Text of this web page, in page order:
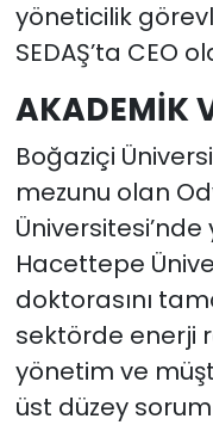
yöneticilik
SEDAŞ’ta CEO
AKADEMİK
Boğaziçi
mezunu olan
Üniversitesi’nde
Hacettepe
doktorasını
sektörde enerji
yönetim ve
üst düzey